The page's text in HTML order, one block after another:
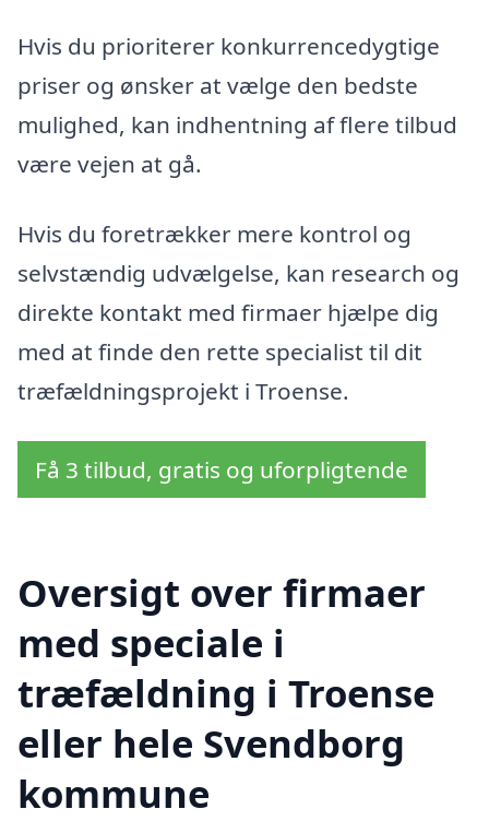
Hvis du prioriterer konkurrencedygtige
priser og ønsker at vælge den bedste
mulighed, kan indhentning af flere tilbud
være vejen at gå.
Hvis du foretrækker mere kontrol og
selvstændig udvælgelse, kan research og
direkte kontakt med firmaer hjælpe dig
med at finde den rette specialist til dit
træfældningsprojekt i Troense.
Få 3 tilbud, gratis og uforpligtende
Oversigt over firmaer
med speciale i
træfældning i Troense
eller hele Svendborg
kommune